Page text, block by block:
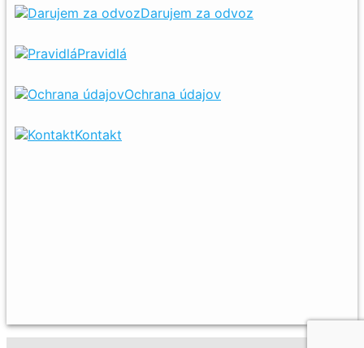
Darujem za odvoz
Pravidlá
Ochrana údajov
Kontakt